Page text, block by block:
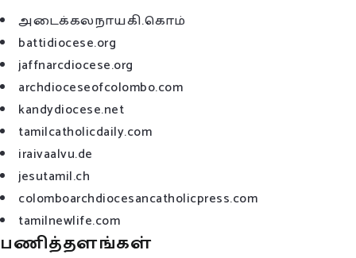
அடைக்கலநாயகி.கொம்
battidiocese.org
jaffnarcdiocese.org
archdioceseofcolombo.com
kandydiocese.net
tamilcatholicdaily.com
iraivaalvu.de
jesutamil.ch
colomboarchdiocesancatholicpress.com
tamilnewlife.com
பணித்தளங்கள்